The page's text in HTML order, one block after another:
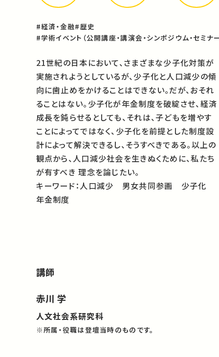
#経済・金融#歴史
#学術イベント（公開講座・講演会・シンポジウム・セミナ
21世紀の日本において、さまざまな少子化対策が
実施されようとしているが、少子化と人口減少の傾
向に歯止めをかけることはできない。だが、おそれ
ることはない。少子化が年金制度を破綻させ、経済
成長を鈍らせるとしても、それは、子どもを増やす
ことによってではなく、少子化を前提とした制度設
計によって解決できるし、そうすべきである。以上の
観点から、人口減少社会を生きぬくために、私たち
が有すべき 理念を論じたい。
キーワード：人口減少 男女共同参画 少子化
年金制度
講師
赤川 学
人文社会系研究科
※所属・役職は登壇当時のものです。